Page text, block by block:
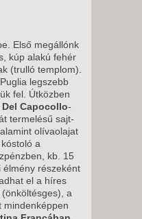
Első megállónk
kúp alakú fehér
(trulló templom).
legszebb
fel. Útközben
Capocollo-
termelésű sajt-
olívaolajat
a
kb. 15
élmény részeként
el a híres
a
mindenképpen